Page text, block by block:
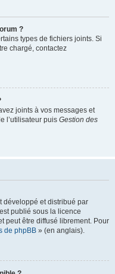
?
types de fichiers joints. Si
chargé, contactez
joints à vos messages et
l’utilisateur puis Gestion des
développé et distribué par
publié sous la licence
peut être diffusé librement. Pour
de phpBB » (en anglais).